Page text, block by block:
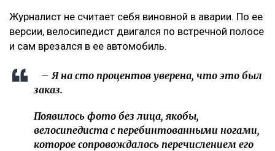
Журналист не считает себя виновной в аварии. По ее
версии, велосипедист двигался по встречной полосе
и сам врезался в ее автомобиль.
– Я на сто процентов уверена, что это был
заказ.
Появилось фото без лица, якобы,
велосипедиста с перебинтованными ногами,
которое сопровождалось перечислением его